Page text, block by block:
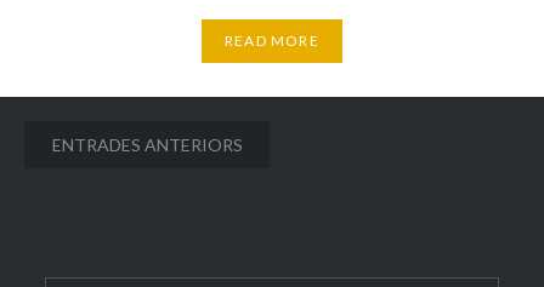
READ MORE
Navegació
ENTRADES ANTERIORS